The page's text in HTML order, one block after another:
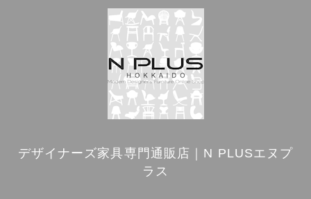
デザイナーズ家具専門通販店｜N PLUSエヌプ
ラス